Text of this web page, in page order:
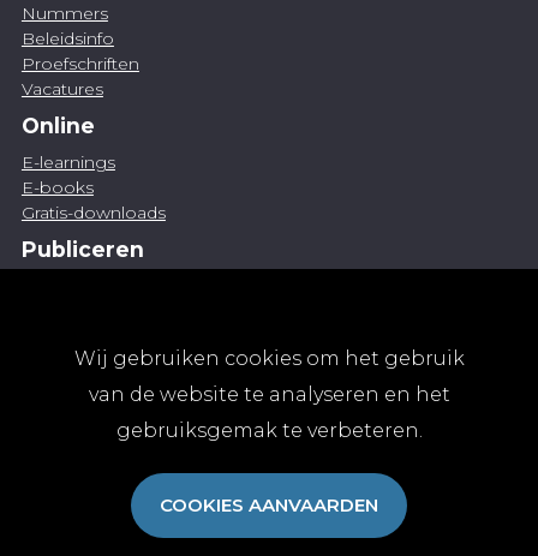
Wij gebruiken cookies om het gebruik
van de website te analyseren en het
gebruiksgemak te verbeteren.
COOKIES AANVAARDEN
Nummers
Beleidsinfo
Proefschriften
Vacatures
Online
E-learnings
E-books
Gratis-downloads
Publiceren
Abonnementen
Algemene abonnementsvoorwaarden